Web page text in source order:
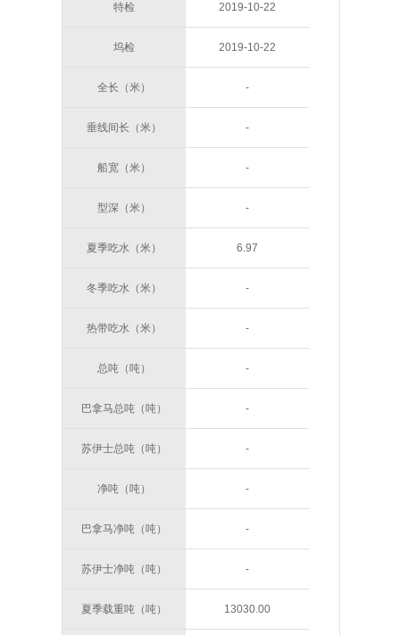
特检 2019-10-22
坞检 2019-10-22
全长（米） -
垂线间长（米） -
船宽（米） -
型深（米） -
夏季吃水（米） 6.97
冬季吃水（米） -
热带吃水（米） -
总吨（吨） -
巴拿马总吨（吨） -
苏伊士总吨（吨） -
净吨（吨） -
巴拿马净吨（吨） -
苏伊士净吨（吨） -
夏季载重吨（吨） 13030.00